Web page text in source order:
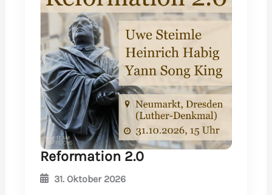
Reformation 2.0
31. Oktober 2026